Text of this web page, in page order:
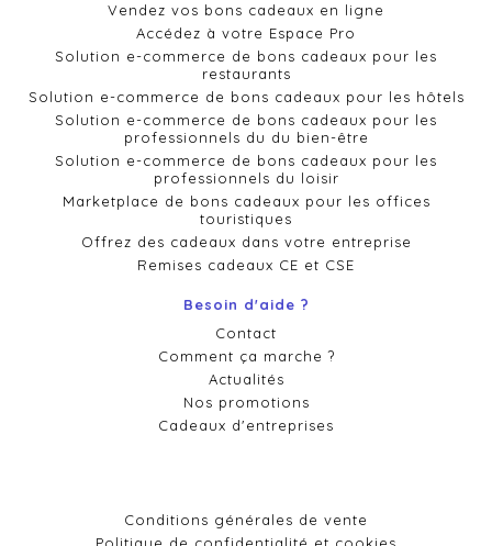
Vendez vos bons cadeaux en ligne
Accédez à votre Espace Pro
Solution e-commerce de bons cadeaux pour les
restaurants
Solution e-commerce de bons cadeaux pour les hôtels
Solution e-commerce de bons cadeaux pour les
professionnels du du bien-être
Solution e-commerce de bons cadeaux pour les
professionnels du loisir
Marketplace de bons cadeaux pour les offices
touristiques
Offrez des cadeaux dans votre entreprise
Remises cadeaux CE et CSE
Besoin d'aide ?
Contact
Comment ça marche ?
Actualités
Nos promotions
Cadeaux d'entreprises
Conditions générales de vente